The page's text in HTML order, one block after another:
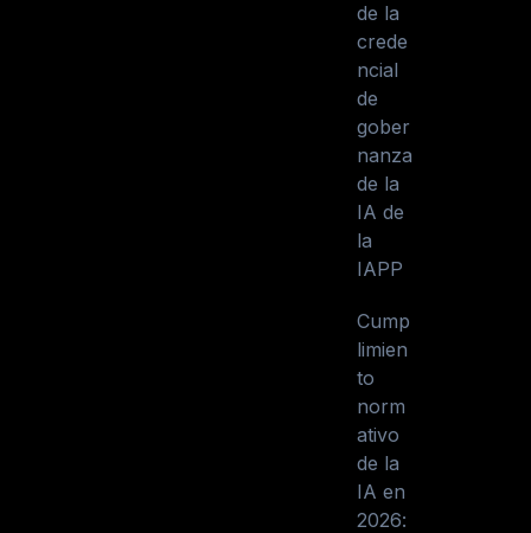
de la
crede
ncial
de
gober
nanza
de la
IA de
la
IAPP
Cump
limien
to
norm
ativo
de la
IA en
2026: